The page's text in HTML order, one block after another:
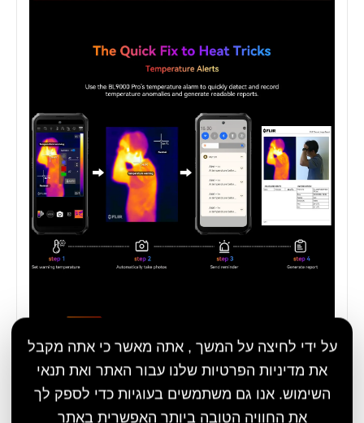
על ידי לחיצה על המשך , אתה מאשר כי אתה מקבל
את מדיניות הפרטיות שלנו עבור האתר ואת תנאי
השימוש. אנו גם משתמשים בעוגיות כדי לספק לך
את החוויה הטובה ביותר האפשרית באתר